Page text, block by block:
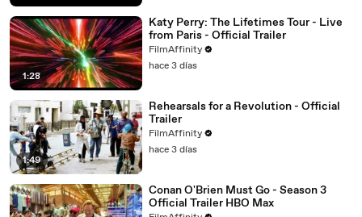
1:28
Katy Perry: The Lifetimes Tour - Live
from Paris - Official Trailer
FilmAffinity
hace 3 días
1:49
Rehearsals for a Revolution - Official
Trailer
FilmAffinity
hace 3 días
Conan O'Brien Must Go - Season 3
Official Trailer HBO Max